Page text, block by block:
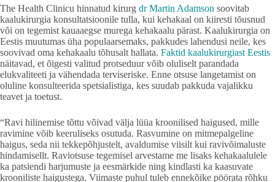
The Health Clinicu hinnatud kirurg dr Martin Adamson soovitab
kaalukirurgia konsultatsioonile tulla, kui kehakaal on kiiresti tõusnud
või on tegemist kauaaegse murega kehakaalu pärast. Kaalukirurgia on
Eestis muutumas üha populaarsemaks, pakkudes lahendusi neile, kes
soovivad oma kehakaalu tõhusalt hallata. Faktid kaalukirurgiast Eestis
näitavad, et õigesti valitud protseduur võib oluliselt parandada
elukvaliteeti ja vähendada terviseriske. Enne otsuse langetamist on
oluline konsulteerida spetsialistiga, kes suudab pakkuda vajalikku
teavet ja toetust.
“Ravi hilinemise tõttu võivad välja lüüa kroonilised haigused, mille
ravimine võib keeruliseks osutuda. Rasvumine on mitmepalgeline
haigus, seda nii tekkepõhjustelt, avaldumise viisilt kui ravivõimaluste
hindamisellt. Raviotsuse tegemisel arvestame me lisaks kehakaalulele
ka patsiendi harjumuste ja eesmärkide ning kindlasti ka kaasuvate
krooniliste haigustega. Viimaste puhul tuleb ennekõike pöörata rõhku